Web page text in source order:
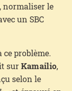
normaliser le
un SBC
ce problème.
surKamailio,
selon le